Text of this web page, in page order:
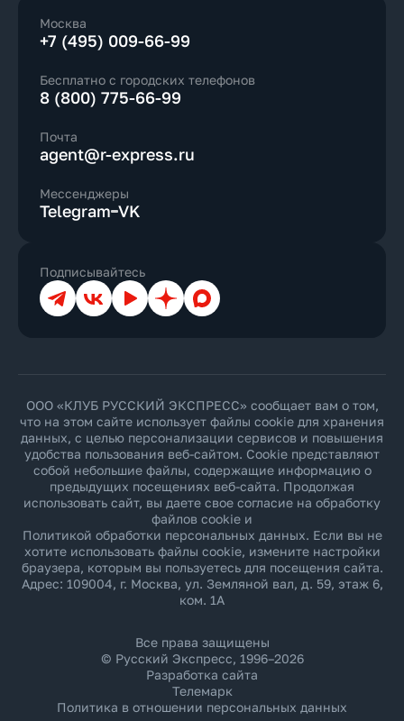
Москва
+7 (495) 009-66-99
Бесплатно с городских телефонов
8 (800) 775-66-99
Почта
agent@r-express.ru
Мессенджеры
Telegram VK
Подписывайтесь
ТелеграмВКонтакте
YouTubeДзен Max
ООО «КЛУБ РУССКИЙ ЭКСПРЕСС» сообщает вам о том,
что на этом сайте использует файлы cookie для хранения
данных, с целью персонализации сервисов и повышения
удобства пользования веб-сайтом. Cookie представляют
собой небольшие файлы, содержащие информацию о
предыдущих посещениях веб-сайта. Продолжая
использовать сайт, вы даете свое согласие на обработку
файлов cookie и
Политикой обработки персональных данных. Если вы не
хотите использовать файлы cookie, измените настройки
браузера, которым вы пользуетесь для посещения сайта.
Адрес: 109004, г. Москва, ул. Земляной вал, д. 59, этаж 6,
ком. 1А
Все права защищены
© Русский Экспресс, 1996–2026
Разработка сайта
Телемарк
Политика в отношении персональных данных